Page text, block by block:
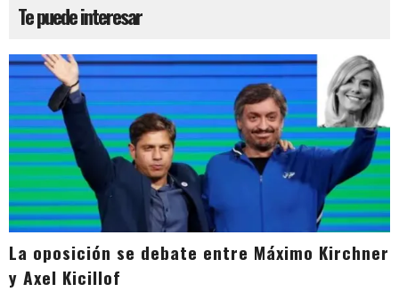
Te puede interesar
La oposición se debate entre Máximo Kirchner
y Axel Kicillof